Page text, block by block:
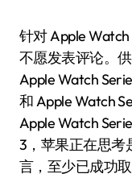
针对 Apple
不愿发表评论。
Apple Watch
和 Apple Watch
Apple Watch
3，苹果正在思考
言，至少已成功